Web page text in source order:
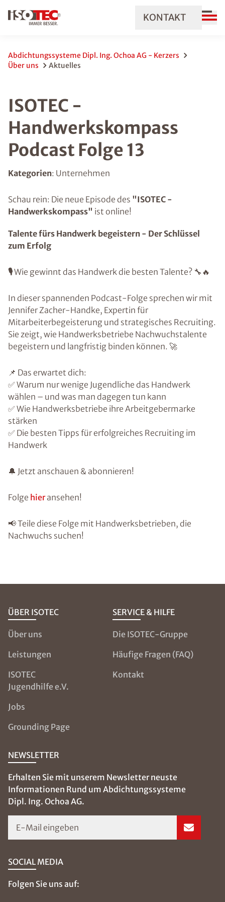
KONTAKT
Abdichtungssysteme Dipl. Ing. Ochoa AG - Kerzers
Über uns
Aktuelles
ISOTEC -
Handwerkskompass
Podcast Folge 13
Kategorien: Unternehmen
Schau rein: Die neue Episode des "ISOTEC -
Handwerkskompass" ist online!
Talente fürs Handwerk begeistern - Der Schlüssel
zum Erfolg
🎙️Wie gewinnt das Handwerk die besten Talente? 🔧🔥
In dieser spannenden Podcast-Folge sprechen wir mit
Jennifer Zacher-Handke, Expertin für
Mitarbeiterbegeisterung und strategisches Recruiting.
Sie zeigt, wie Handwerksbetriebe Nachwuchstalente
begeistern und langfristig binden können. 🚀
📌 Das erwartet dich:
✅ Warum nur wenige Jugendliche das Handwerk
wählen – und was man dagegen tun kann
✅ Wie Handwerksbetriebe ihre Arbeitgebermarke
stärken
✅ Die besten Tipps für erfolgreiches Recruiting im
Handwerk
🔔 Jetzt anschauen & abonnieren!
Folge hieransehen!
📢 Teile diese Folge mit Handwerksbetrieben, die
Nachwuchs suchen!
ÜBER ISOTEC
Über uns
Leistungen
ISOTEC
Jugendhilfe e.V.
Jobs
Grounding Page
SERVICE & HILFE
Die ISOTEC-Gruppe
Häufige Fragen (FAQ)
Kontakt
NEWSLETTER
Erhalten Sie mit unserem Newsletter neuste
Informationen Rund um Abdichtungssysteme
Dipl. Ing. Ochoa AG.
E-Mail eingeben
SOCIAL MEDIA
Folgen Sie uns auf: